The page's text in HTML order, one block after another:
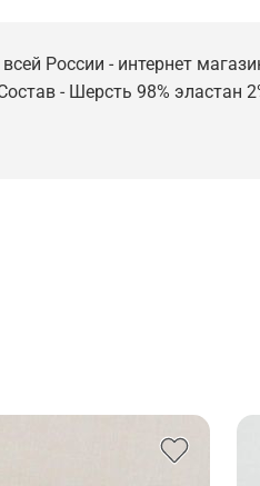
России - интернет
- Шерсть 98% эластан